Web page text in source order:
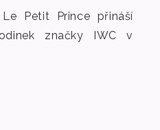
Petit Prince přináší
značky IWC v